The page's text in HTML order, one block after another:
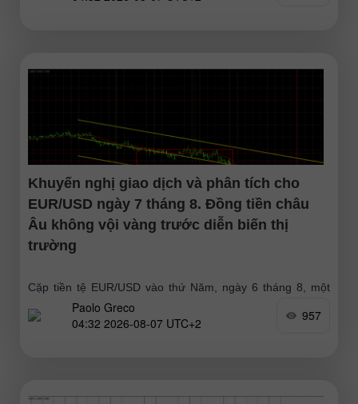
Khuyến nghị giao dịch và phân tích cho
EUR/USD ngày 7 tháng 8. Đồng tiền châu
Âu không vội vàng trước diễn biến thị
trường
Cặp tiền tệ EUR/USD vào thứ Năm, ngày 6 tháng 8, một
lần nữa không thể tiếp tục đà tăng và đã quay đầu giảm.
Đã có sự củng
Paolo Greco
04:32 2026-08-07 UTC+2
957